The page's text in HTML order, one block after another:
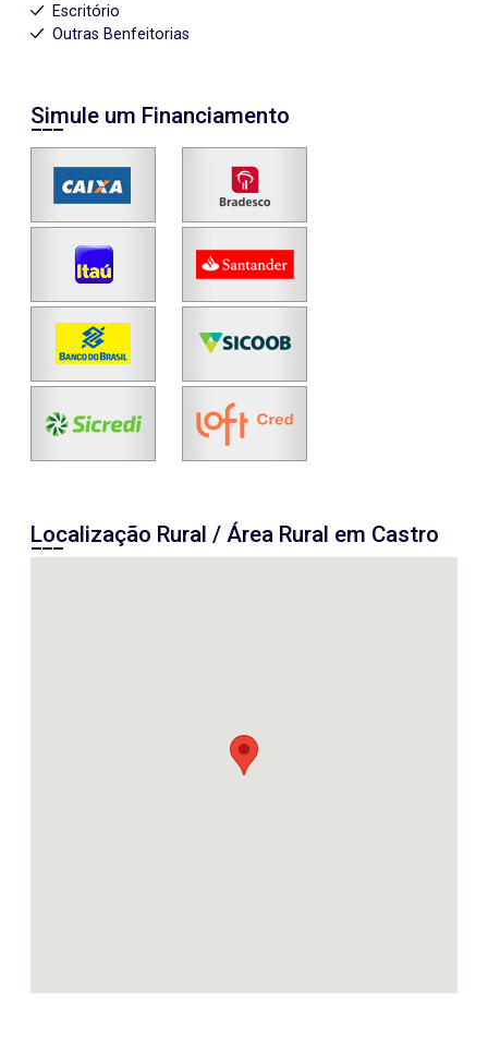
Escritório
Outras Benfeitorias
Simule um Financiamento
Localização Rural / Área Rural em Castro